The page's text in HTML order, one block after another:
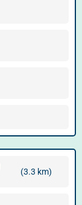
(3.3 km)